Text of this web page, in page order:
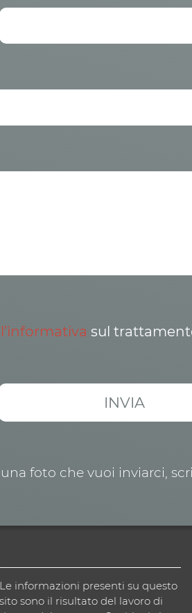
l’informativa sul
foto che vuoi inviarci,
Le informazioni presenti su questo
sito sono il risultato del lavoro di